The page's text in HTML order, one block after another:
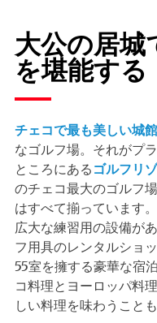
大公の居城
を堪能する
チェコで最も美しい城館
なゴルフ場。それがプ
ところにある ゴルフリ
のチェコ最大のゴルフ
はすべて揃っています
広大な練習用の設備が
フ用具のレンタルショ
55室を擁する豪華な宿
コ料理とヨーロッパ料
しい料理を味わうことも